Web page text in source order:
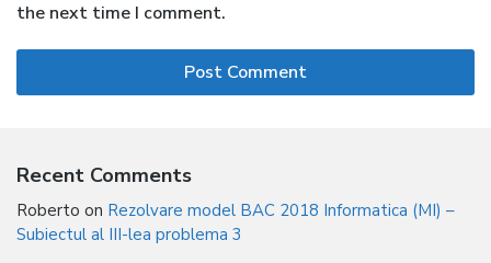
the next time I comment.
Recent Comments
Roberto on Rezolvare model BAC 2018 Informatica (MI) –
Subiectul al III-lea problema 3